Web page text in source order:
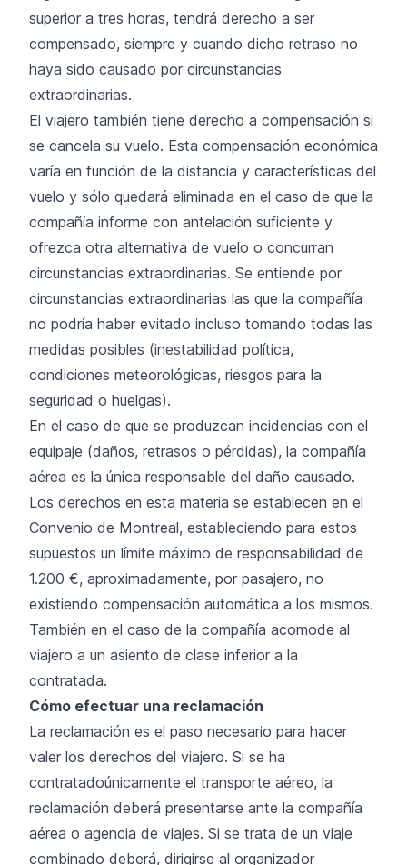
superior a tres horas, tendrá derecho a ser
compensado, siempre y cuando dicho retraso no
haya sido causado por circunstancias
extraordinarias.
El viajero también tiene derecho a compensación si
se cancela su vuelo. Esta compensación económica
varía en función de la distancia y características del
vuelo y sólo quedará eliminada en el caso de que la
compañía informe con antelación suficiente y
ofrezca otra alternativa de vuelo o concurran
circunstancias extraordinarias. Se entiende por
circunstancias extraordinarias las que la compañía
no podría haber evitado incluso tomando todas las
medidas posibles (inestabilidad política,
condiciones meteorológicas, riesgos para la
seguridad o huelgas).
En el caso de que se produzcan incidencias con el
equipaje (daños, retrasos o pérdidas), la compañía
aérea es la única responsable del daño causado.
Los derechos en esta materia se establecen en el
Convenio de Montreal, estableciendo para estos
supuestos un límite máximo de responsabilidad de
1.200 €, aproximadamente, por pasajero, no
existiendo compensación automática a los mismos.
También en el caso de la compañía acomode al
viajero a un asiento de clase inferior a la
contratada.
Cómo efectuar una reclamación
La reclamación es el paso necesario para hacer
valer los derechos del viajero. Si se ha
contratadoúnicamente el transporte aéreo, la
reclamación deberá presentarse ante la compañía
aérea o agencia de viajes. Si se trata de un viaje
combinado deberá, dirigirse al organizador